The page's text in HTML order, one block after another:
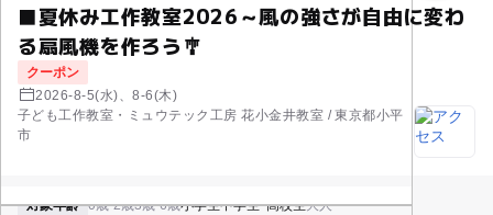
■夏休み工作教室2026～風の強さが自由に変わ
る扇風機を作ろう🎐
クーポン
2026-8-5(水)、8-6(木)
子ども工作教室・ミュウテック工房 花小金井教室 / 東京都小平
市
対象年齢 0歳-2歳3歳-6歳小学生中学生･高校生大人